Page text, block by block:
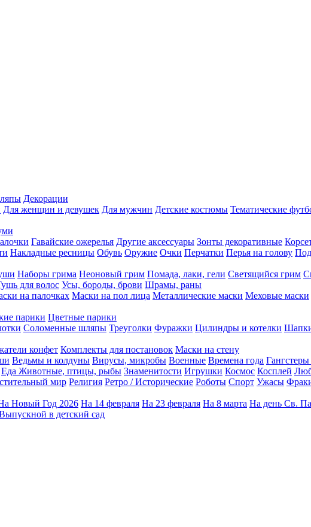
Декорации
Для женщин и девушек Для мужчин Детские костюмы Тематические
Гавайские ожерелья Другие аксессуары Зонты декоративные
Накладные ресницы Обувь Оружие Очки Перчатки Перья на голову
Наборы грима Неоновый грим Помада, лаки, гели Светящийся грим
для волос Усы, бороды, брови Шрамы, раны
на палочках Маски на пол лица Металлические маски Меховые маски
парики Цветные парики
Соломенные шляпы Треуголки Фуражки Цилиндры и котелки
конфет Комплекты для постановок Маски на стену
Ведьмы и колдуны Вирусы, микробы Военные Времена года
Еда Животные, птицы, рыбы Знаменитости Игрушки Космос Косплей
мир Религия Ретро / Исторические Роботы Спорт Ужасы
Новый Год 2026 На 14 февраля На 23 февраля На 8 марта На день Св.
в детский сад